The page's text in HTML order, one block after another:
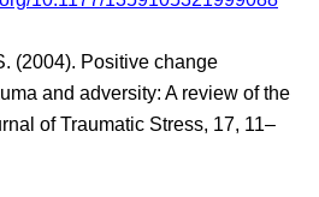
(2004). Positive change
and adversity: A review of the
of Traumatic Stress, 17, 11–